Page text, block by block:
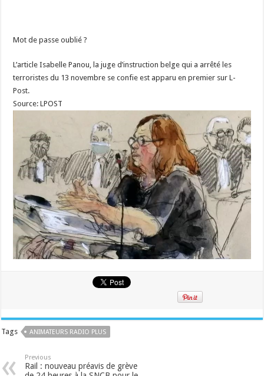
Mot de passe oublié ?
L’article Isabelle Panou, la juge d’instruction belge qui a arrêté les
terroristes du 13 novembre se confie est apparu en premier sur L-
Post.
Source: LPOST
Tags ANIMATEURS RADIO PLUS
Previous
Rail : nouveau préavis de grève